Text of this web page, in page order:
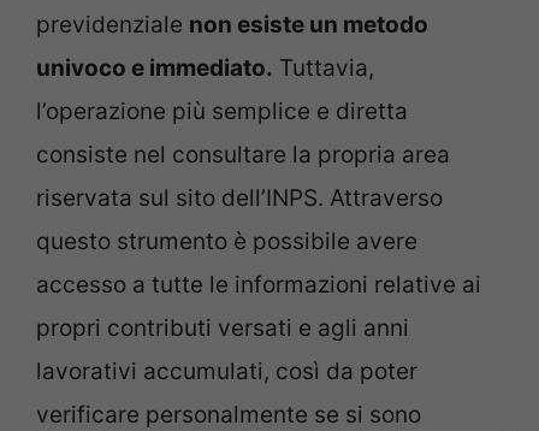
previdenziale non esiste un metodo
univoco e immediato. Tuttavia,
l’operazione più semplice e diretta
consiste nel consultare la propria area
riservata sul sito dell’INPS. Attraverso
questo strumento è possibile avere
accesso a tutte le informazioni relative ai
propri contributi versati e agli anni
lavorativi accumulati, così da poter
verificare personalmente se si sono